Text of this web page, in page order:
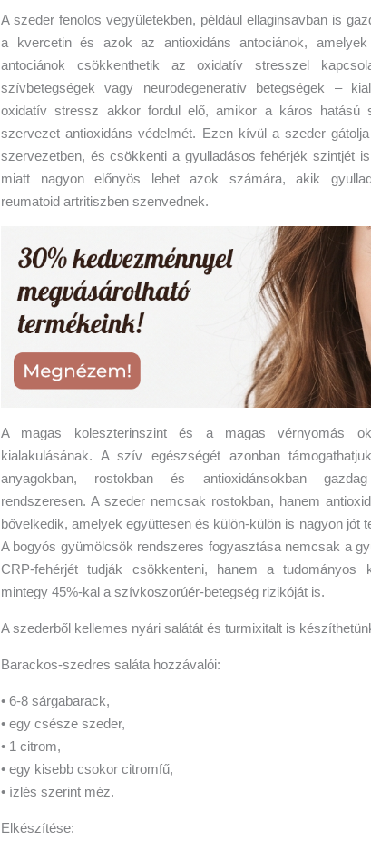
A szeder fenolos vegyületekben, például ellaginsavban is
a kvercetin és azok az antioxidáns antociánok,
antociánok csökkenthetik az oxidatív stresszel
szívbetegségek vagy neurodegeneratív betegségek –
oxidatív stressz akkor fordul elő, amikor a káros hatású
szervezet antioxidáns védelmét. Ezen kívül a szeder
szervezetben, és csökkenti a gyulladásos fehérjék szintjét
miatt nagyon előnyös lehet azok számára, akik
reumatoid artritiszben szenvednek.
A magas koleszterinszint és a magas vérnyomás
kialakulásának. A szív egészségét azonban
anyagokban, rostokban és antioxidánsokban
rendszeresen. A szeder nemcsak rostokban, hanem
bővelkedik, amelyek együttesen és külön-külön is nagyon jót
A bogyós gyümölcsök rendszeres fogyasztása nemcsak a
CRP-fehérjét tudják csökkenteni, hanem a tudományos
mintegy 45%-kal a szívkoszorúér-betegség rizikóját is.
A szederből kellemes nyári salátát és turmixitalt is
Barackos-szedres saláta hozzávalói:
• 6-8 sárgabarack,
• egy csésze szeder,
• 1 citrom,
• egy kisebb csokor citromfű,
• ízlés szerint méz.
Elkészítése: